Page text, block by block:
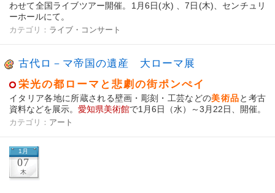
わせて全国ライブツアー開催。1月6日(水) 、7日(木)、センチュリ
ーホールにて。
カテゴリ： ライブ・コンサート
古代ロ－マ帝国の遺産 大ローマ展
栄光の都ローマと悲劇の街ポンぺイ
イタリア各地に所蔵される壁画・彫刻・工芸などの美術品と考古
資料などを展示。 愛知県美術館で1月6日（水）～3月22日、開催。
カテゴリ： アート
1月
07
木